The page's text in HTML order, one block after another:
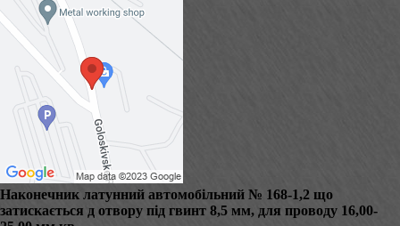
Наконечник латунний автомобільний № 168-1,2 що
затискається д отвору під гвинт 8,5 мм, для проводу 16,00-